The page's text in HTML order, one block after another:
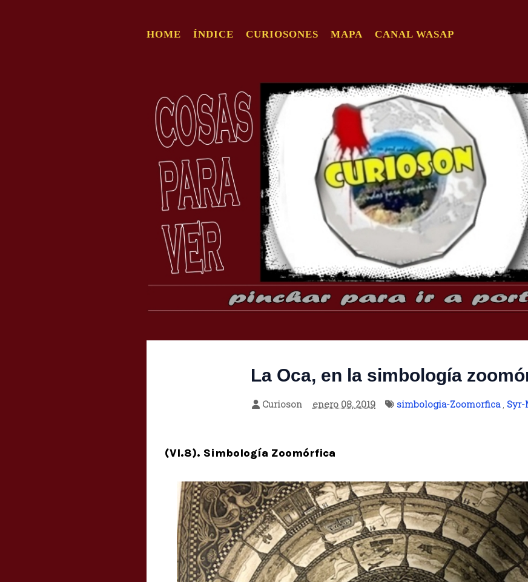
HOME ÍNDICE CURIOSONES MAPA CANAL WASAP
La Oca, en la simbología
Curioson enero 08, 2019 simbologia-Zoomorfica,
(VI.8). Simbología Zoomórfica